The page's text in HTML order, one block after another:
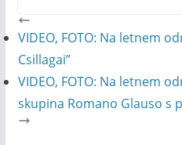
VIDEO, FOTO: Na letnem
Csillagai”
VIDEO, FOTO: Na letnem
skupina Romano Glauso s